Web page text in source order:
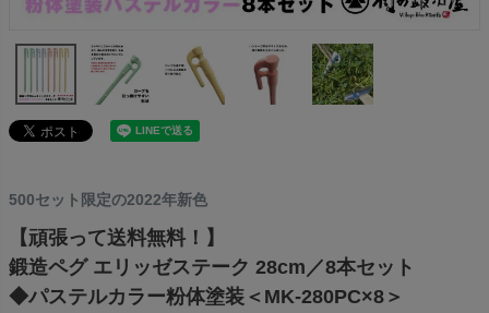
500セット限定の2022年新色
【頑張って送料無料！】
鍛造ペグ エリッゼステーク 28cm／8本セット
◆パステルカラー粉体塗装＜MK-280PC×8＞